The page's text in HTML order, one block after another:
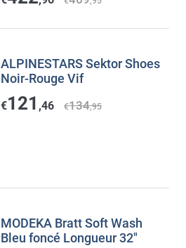
ALPINESTARS Sektor Shoes
Noir-Rouge Vif
€121 ,46 €134,95
MODEKA Bratt Soft Wash
Bleu foncé Longueur 32"